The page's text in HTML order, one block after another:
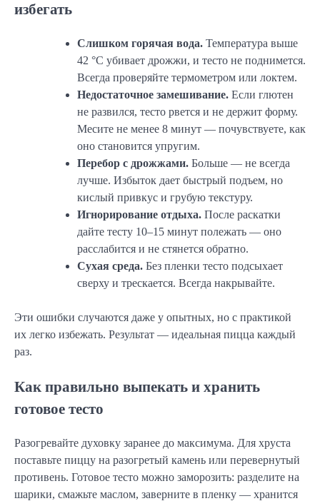
избегать
Слишком горячая вода. Температура выше
42 °C убивает дрожжи, и тесто не поднимется.
Всегда проверяйте термометром или локтем.
Недостаточное замешивание. Если глютен
не развился, тесто рвется и не держит форму.
Месите не менее 8 минут — почувствуете, как
оно становится упругим.
Перебор с дрожжами. Больше — не всегда
лучше. Избыток дает быстрый подъем, но
кислый привкус и грубую текстуру.
Игнорирование отдыха. После раскатки
дайте тесту 10–15 минут полежать — оно
расслабится и не стянется обратно.
Сухая среда. Без пленки тесто подсыхает
сверху и трескается. Всегда накрывайте.
Эти ошибки случаются даже у опытных, но с практикой
их легко избежать. Результат — идеальная пицца каждый
раз.
Как правильно выпекать и хранить
готовое тесто
Разогревайте духовку заранее до максимума. Для хруста
поставьте пиццу на разогретый камень или перевернутый
противень. Готовое тесто можно заморозить: разделите на
шарики, смажьте маслом, заверните в пленку — хранится